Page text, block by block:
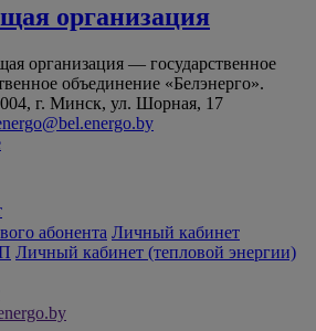
организация
организация — государственное
объединение «Белэнерго».
г. Минск, ул. Шорная, 17
абонента Личный кабинет
Личный кабинет (тепловой энергии)